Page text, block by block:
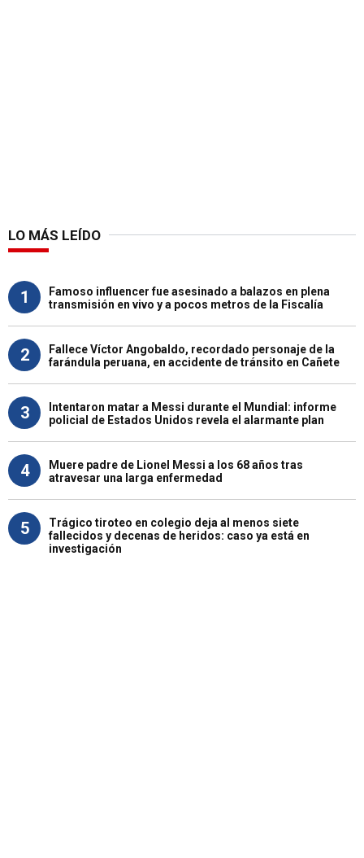
LO MÁS LEÍDO
1
Famoso influencer fue asesinado a balazos en plena
transmisión en vivo y a pocos metros de la Fiscalía
2
Fallece Víctor Angobaldo, recordado personaje de la
farándula peruana, en accidente de tránsito en Cañete
3
Intentaron matar a Messi durante el Mundial: informe
policial de Estados Unidos revela el alarmante plan
4
Muere padre de Lionel Messi a los 68 años tras
atravesar una larga enfermedad
5
Trágico tiroteo en colegio deja al menos siete
fallecidos y decenas de heridos: caso ya está en
investigación